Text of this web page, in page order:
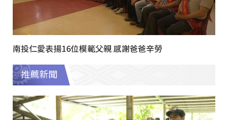
南投仁愛表揚16位模範父親 感謝爸爸辛勞
推薦新聞